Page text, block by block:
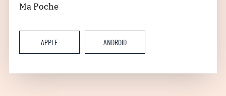
Ma Poche
APPLE ANDROID